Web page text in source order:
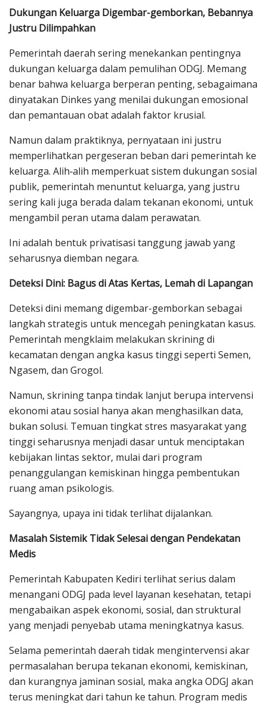
Dukungan Keluarga Digembar-gemborkan, Bebannya
Justru Dilimpahkan
Pemerintah daerah sering menekankan pentingnya
dukungan keluarga dalam pemulihan ODGJ. Memang
benar bahwa keluarga berperan penting, sebagaimana
dinyatakan Dinkes yang menilai dukungan emosional
dan pemantauan obat adalah faktor krusial.
Namun dalam praktiknya, pernyataan ini justru
memperlihatkan pergeseran beban dari pemerintah ke
keluarga. Alih‑alih memperkuat sistem dukungan sosial
publik, pemerintah menuntut keluarga, yang justru
sering kali juga berada dalam tekanan ekonomi, untuk
mengambil peran utama dalam perawatan.
Ini adalah bentuk privatisasi tanggung jawab yang
seharusnya diemban negara.
Deteksi Dini: Bagus di Atas Kertas, Lemah di Lapangan
Deteksi dini memang digembar-gemborkan sebagai
langkah strategis untuk mencegah peningkatan kasus.
Pemerintah mengklaim melakukan skrining di
kecamatan dengan angka kasus tinggi seperti Semen,
Ngasem, dan Grogol.
Namun, skrining tanpa tindak lanjut berupa intervensi
ekonomi atau sosial hanya akan menghasilkan data,
bukan solusi. Temuan tingkat stres masyarakat yang
tinggi seharusnya menjadi dasar untuk menciptakan
kebijakan lintas sektor, mulai dari program
penanggulangan kemiskinan hingga pembentukan
ruang aman psikologis.
Sayangnya, upaya ini tidak terlihat dijalankan.
Masalah Sistemik Tidak Selesai dengan Pendekatan
Medis
Pemerintah Kabupaten Kediri terlihat serius dalam
menangani ODGJ pada level layanan kesehatan, tetapi
mengabaikan aspek ekonomi, sosial, dan struktural
yang menjadi penyebab utama meningkatnya kasus.
Selama pemerintah daerah tidak mengintervensi akar
permasalahan berupa tekanan ekonomi, kemiskinan,
dan kurangnya jaminan sosial, maka angka ODGJ akan
terus meningkat dari tahun ke tahun. Program medis